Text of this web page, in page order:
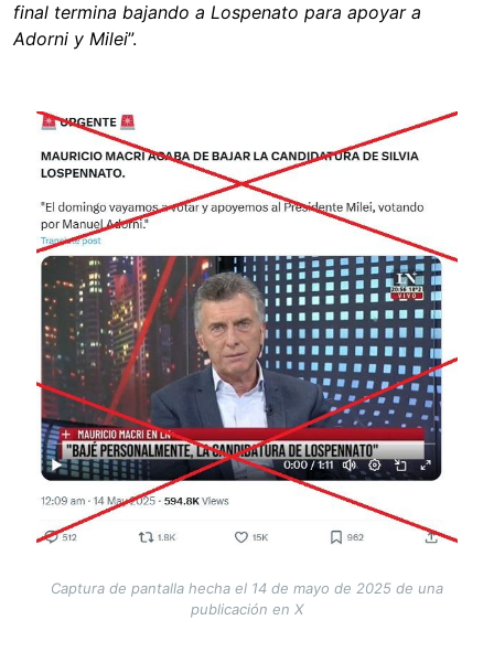
final termina bajando a Lospenato para apoyar a
Adorni y Milei”.
Image
Captura de pantalla hecha el 14 de mayo de 2025 de una
publicación en X